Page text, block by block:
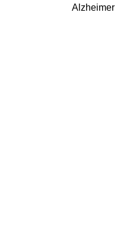
Alzheimer